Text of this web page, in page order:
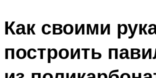
Как своими
построить